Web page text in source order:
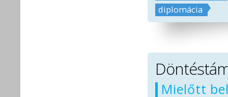
diplomácia
Mielőtt